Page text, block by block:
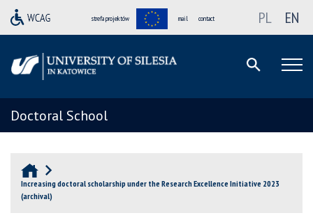
strefa projektów mail contact PL EN
Doctoral School
Increasing doctoral scholarship under the Research Excellence Initiative 2023
(archival)